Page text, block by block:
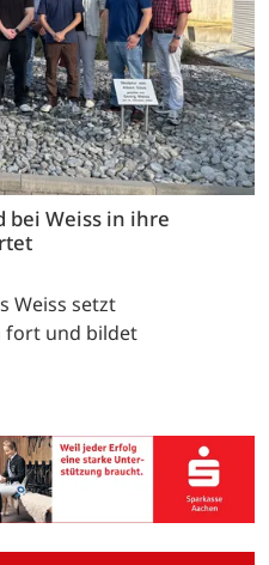
bei Weiss in ihre
Weiss setzt
fort und bildet